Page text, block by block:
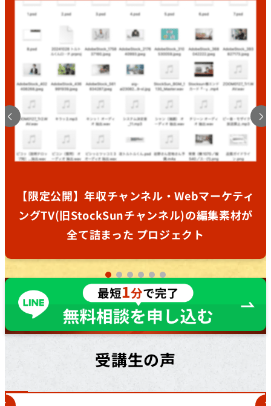
【限定公開】年収チャンネル・Webマーケティ
ングTV(旧StockSunチャンネル)の編集素材が
全て詰まった プロジェクト
受講生の声